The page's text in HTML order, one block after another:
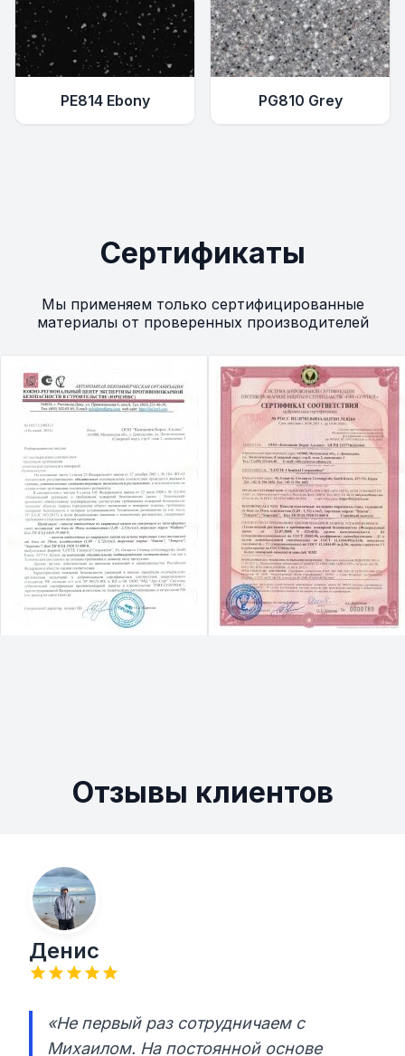
PE814 Ebony PG810 Grey
Сертификаты
Мы применяем только сертифицированные
материалы от проверенных производителей
Отзывы клиентов
Денис
«Не первый раз сотрудничаем с
Михаилом. На постоянной основе